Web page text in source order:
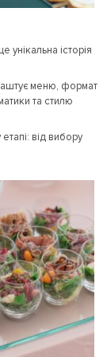
історія
меню, формат
та стилю
від вибору